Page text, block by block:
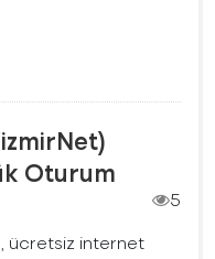
Oturum
5
ücretsiz internet